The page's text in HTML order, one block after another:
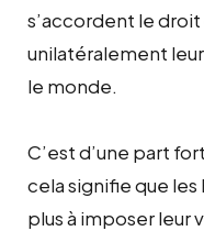
s’accordent le
unilatéralement
le monde.
C’est d’une part
cela signifie que
plus à imposer leur